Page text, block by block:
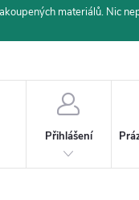
materiálů. Nic
Přihlášení